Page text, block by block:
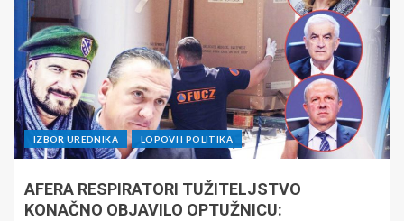
IZBOR UREDNIKA LOPOVI I POLITIKA
AFERA RESPIRATORI TUŽITELJSTVO
KONAČNO OBJAVILO OPTUŽNICU: